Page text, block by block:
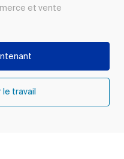
et vente
travail